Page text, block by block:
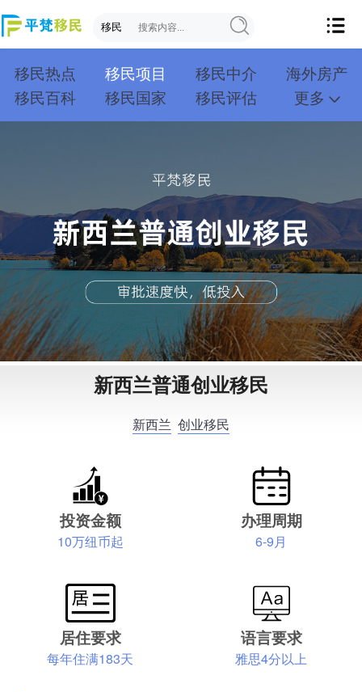
移民热点 移民项目 移民中介
海外房产
移民百科
移民国家 移民评估
更多
成功案例
投资移民 创业移民
购房移民
新西兰普通创业移民
新西兰 创业移民
投资金额
10万纽币起
办理周期
6-9月
居住要求
每年住满183天
语言要求
雅思4分以上